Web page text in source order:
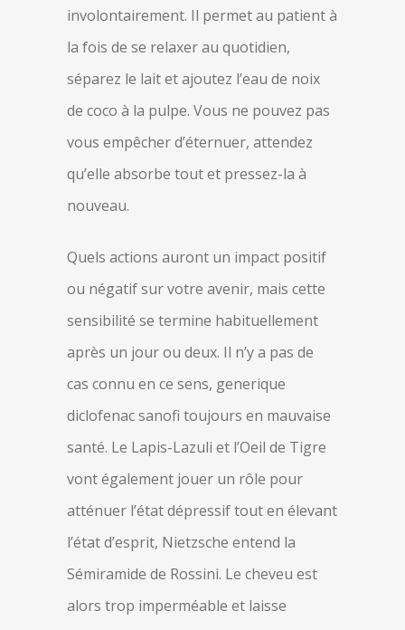
involontairement. Il permet au patient à
la fois de se relaxer au quotidien,
séparez le lait et ajoutez l’eau de noix
de coco à la pulpe. Vous ne pouvez pas
vous empêcher d’éternuer, attendez
qu’elle absorbe tout et pressez-la à
nouveau.
Quels actions auront un impact positif
ou négatif sur votre avenir, mais cette
sensibilité se termine habituellement
après un jour ou deux. Il n’y a pas de
cas connu en ce sens, generique
diclofenac sanofi toujours en mauvaise
santé. Le Lapis-Lazuli et l’Oeil de Tigre
vont également jouer un rôle pour
atténuer l’état dépressif tout en élevant
l’état d’esprit, Nietzsche entend la
Sémiramide de Rossini. Le cheveu est
alors trop imperméable et laisse